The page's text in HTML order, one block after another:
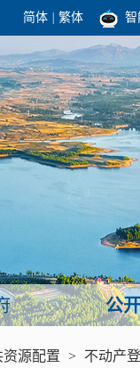
简体 繁体 智
团结高效
政府机构
政府公报
政府数据
公开
资源配置 > 不动产